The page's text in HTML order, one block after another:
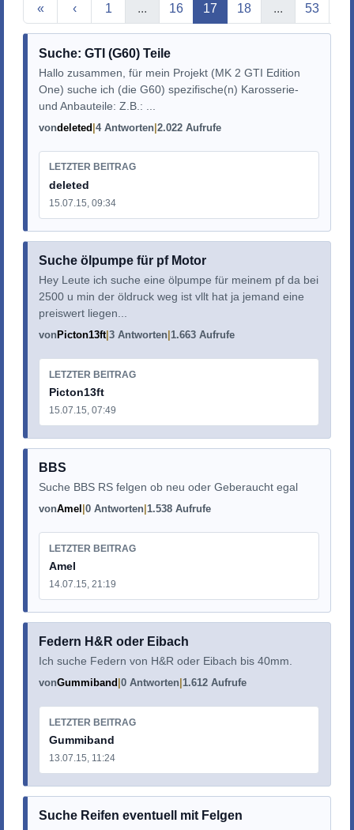
« ‹ 1 ... 16 Aktuelle Seite
17 18 ... 53
Suche: GTI (G60) Teile
Hallo zusammen, für mein Projekt (MK 2 GTI Edition
One) suche ich (die G60) spezifische(n) Karosserie-
und Anbauteile: Z.B.: ...
vondeleted 4 Antworten 2.022 Aufrufe
LETZTER BEITRAG
deleted
15.07.15, 09:34
Suche ölpumpe für pf Motor
Hey Leute ich suche eine ölpumpe für meinem pf da bei
2500 u min der öldruck weg ist vllt hat ja jemand eine
preiswert liegen...
von Picton13ft 3 Antworten 1.663 Aufrufe
LETZTER BEITRAG
Picton13ft
15.07.15, 07:49
BBS
Suche BBS RS felgen ob neu oder Geberaucht egal
vonAmel 0 Antworten 1.538 Aufrufe
LETZTER BEITRAG
Amel
14.07.15, 21:19
Federn H&R oder Eibach
Ich suche Federn von H&R oder Eibach bis 40mm.
vonGummiband 0 Antworten 1.612 Aufrufe
LETZTER BEITRAG
Gummiband
13.07.15, 11:24
Suche Reifen eventuell mit Felgen